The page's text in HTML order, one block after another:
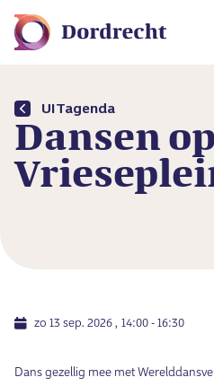
UITagenda
Dansen
zo 13 sep. 2026 14:00 - 16:30
Dans gezellig mee met